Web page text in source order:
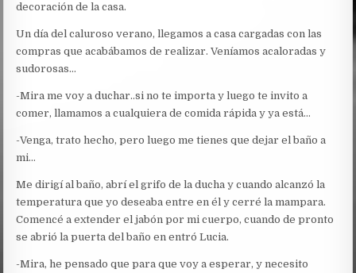
decoración de la casa.
Un día del caluroso verano, llegamos a casa cargadas con las
compras que acabábamos de realizar. Veníamos acaloradas y
sudorosas…
-Mira me voy a duchar..si no te importa y luego te invito a
comer, llamamos a cualquiera de comida rápida y ya está…
-Venga, trato hecho, pero luego me tienes que dejar el baño a
mi…
Me dirigí al baño, abrí el grifo de la ducha y cuando alcanzó la
temperatura que yo deseaba entre en él y cerré la mampara.
Comencé a extender el jabón por mi cuerpo, cuando de pronto
se abrió la puerta del baño en entró Lucia.
-Mira, he pensado que para que voy a esperar, y necesito